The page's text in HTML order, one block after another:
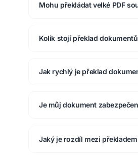
Mohu překládat velké PDF
Kolik stojí překlad
Jak rychlý je překlad
Je můj dokument
Jaký je rozdíl mezi